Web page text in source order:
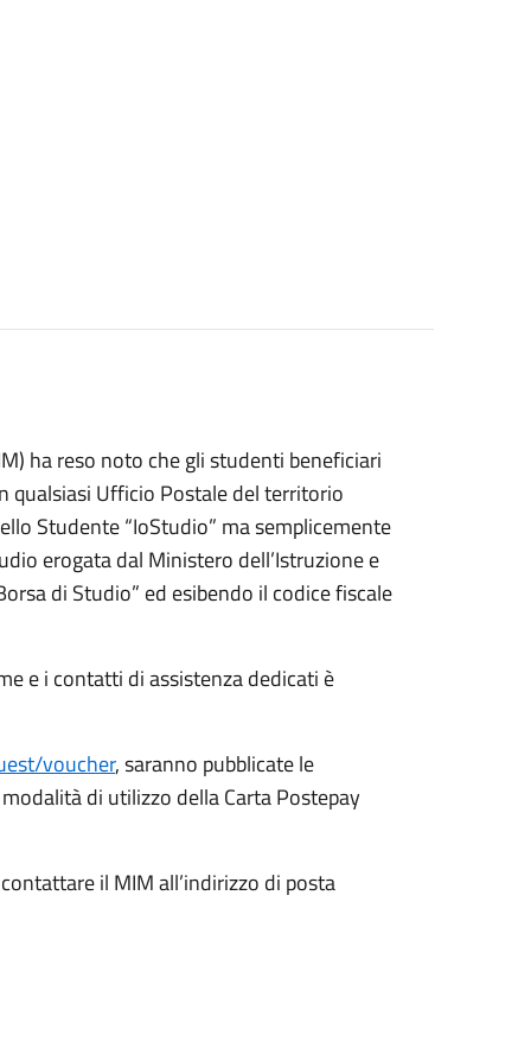
ha reso noto che gli studenti beneficiari
qualsiasi Ufficio Postale del territorio
Studente “IoStudio” ma semplicemente
erogata dal Ministero dell’Istruzione e
di Studio” ed esibendo il codice fiscale
e i contatti di assistenza dedicati è
voucher, saranno pubblicate le
di utilizzo della Carta Postepay
il MIM all’indirizzo di posta